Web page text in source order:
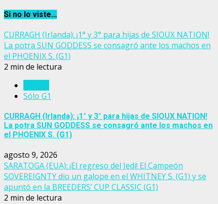
Si no lo viste...
CURRAGH (Irlanda): ¡1° y 3° para hijas de SIOUX NATION!
La potra SUN GODDESS se consagró ante los machos en
el PHOENIX S. (G1)
2 min de lectura
Sólo G1
CURRAGH (Irlanda): ¡1° y 3° para hijas de SIOUX NATION!
La potra SUN GODDESS se consagró ante los machos en
el PHOENIX S. (G1)
agosto 9, 2026
SARATOGA (EUA): ¡El regreso del Jedi! El Campeón
SOVEREIGNTY dio un galope en el WHITNEY S. (G1) y se
apuntó en la BREEDERS’ CUP CLASSIC (G1)
2 min de lectura